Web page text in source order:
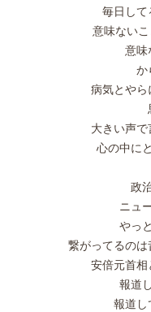
毎日して
意味ないこ
意味
か
病気とやら
大きい声
心の中に
政
ニュ
やっ
繋がってるのは
安倍元首相
報道
報道し